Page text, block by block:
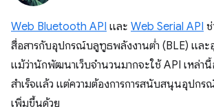
Web Bluetooth API และ Web Serial API
สื่อสารกับอุปกรณ์บลูทูธพลังงานต่ำ (BLE) และ
แม้ว่านักพัฒนาเว็บจํานวนมากจะใช้ API เหล่านี้
สําเร็จแล้ว แต่ความต้องการการสนับสนุนอุปก
เพิ่มขึ้นด้วย